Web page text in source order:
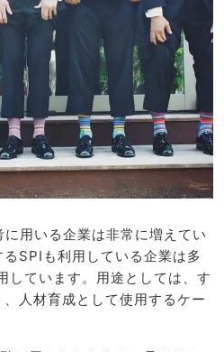
用いる企業は非常に増えてい
SPIも利用している企業は多
しています。用途としては、す
人材育成として使用するケー